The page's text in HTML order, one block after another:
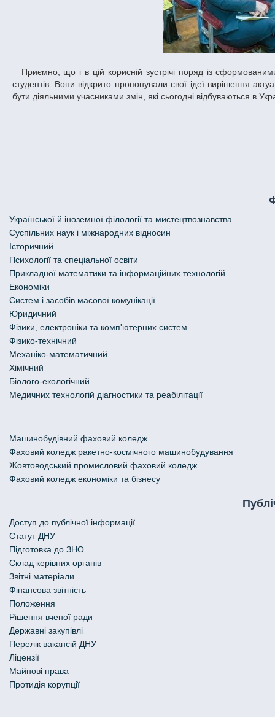
Приємно, що і в цій корисній зустрічі поряд із сформованими, знаними спеціалістами взяли участь чимало молодих вчених, аспірантів і
студентів. Вони відкрито пропонували свої ідеї вирішення
бути діяльними учасниками змін, які сьогодні відбуваються в
Української й іноземної філології та мистецтвознавства
Cуспільних наук і міжнародних відносин
Історичний
Психології та спеціальної освіти
Прикладної математики та інформаційних технологій
Економіки
Систем і засобів масової комунікації
Юридичний
Фізики, електроніки та комп'ютерних систем
Фізико-технічний
Механіко-математичний
Хімічний
Біолого-екологічний
Медичних технологій діагностики та реабілітації
Машинобудівний фаховий коледж
Фаховий коледж ракетно-космічного машинобудування
Жовтоводський промисловий фаховий коледж
Фаховий коледж економіки та бізнесу
Доступ до публічної інформації
Статут ДНУ
Підготовка до ЗНО
Склад керівних органів
Звітні матеріали
Фінансова звітність
Положення
Рішення вченої ради
Державні закупівлі
Перелік вакансій ДНУ
Ліцензії
Майнові права
Протидія корупції